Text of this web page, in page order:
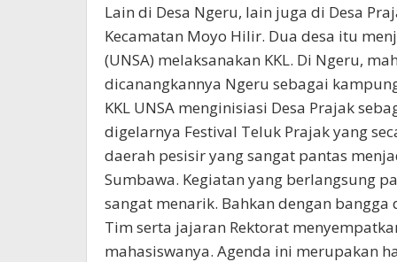
Lain di Desa Ngeru, lain juga di Desa
Kecamatan Moyo Hilir. Dua desa itu
(UNSA) melaksanakan KKL. Di Ngeru,
dicanangkannya Ngeru sebagai
KKL UNSA menginisiasi Desa Prajak
digelarnya Festival Teluk Prajak yang
daerah pesisir yang sangat pantas
Sumbawa. Kegiatan yang berlangsung
sangat menarik. Bahkan dengan bangga
Tim serta jajaran Rektorat
mahasiswanya. Agenda ini merupakan